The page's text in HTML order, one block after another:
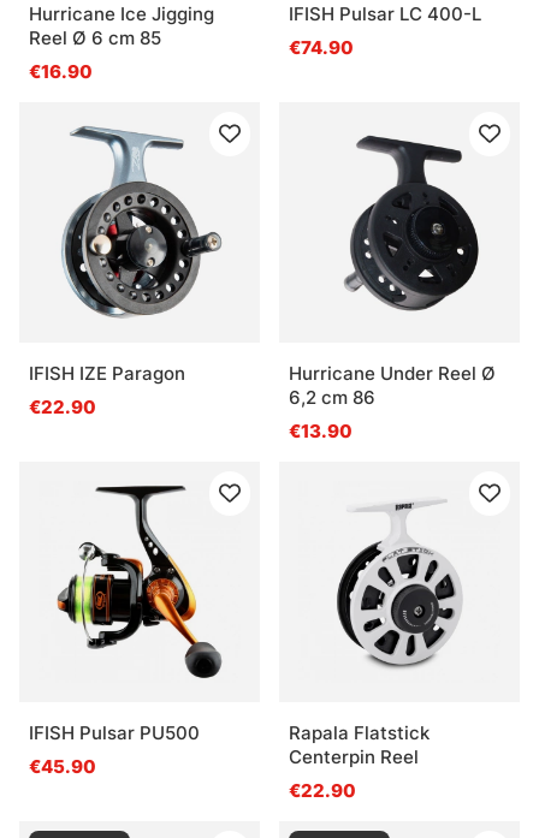
Hurricane Ice Jigging
Reel Ø 6 cm 85
€16.90
IFISH Pulsar LC 400-L
€74.90
IFISH IZE Paragon
€22.90
Hurricane Under Reel Ø
6,2 cm 86
€13.90
IFISH Pulsar PU500
€45.90
Rapala Flatstick
Centerpin Reel
€22.90